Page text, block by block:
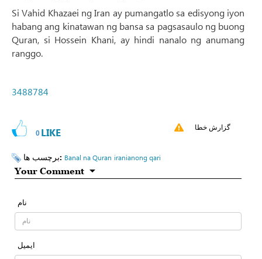
Si Vahid Khazaei ng Iran ay pumangatlo sa edisyong iyon
habang ang kinatawan ng bansa sa pagsasaulo ng buong
Quran, si Hossein Khani, ay hindi nanalo ng anumang
ranggo.
3488784
0 LIKE گزارش خطا
برچسب ها: Banal na Quran iranianong qari
Your Comment
نام
ایمیل